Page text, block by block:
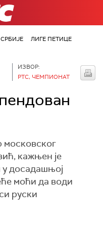
ЛИГЕ ПЕТИЦЕ
ИЗВОР:
РТС, ЧЕМПИОНАТ
московског
кажњен је
у досадашњој
моћи да води
руски